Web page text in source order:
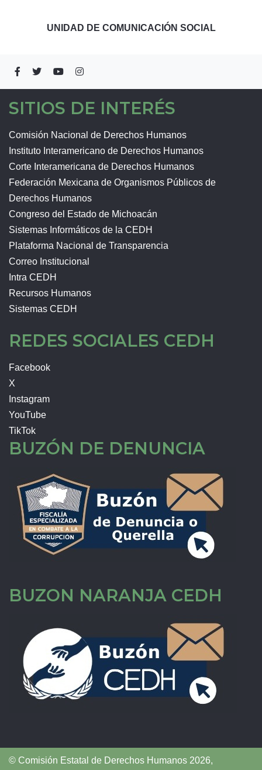
UNIDAD DE COMUNICACIÓN SOCIAL
SITIOS DE INTERÉS
Comisión Nacional de Derechos Humanos
Instituto Interamericano de Derechos Humanos
Corte Interamericana de Derechos Humanos
Federación Mexicana de Organismos Públicos de
Derechos Humanos
Congreso del Estado de Michoacán
Sistemas Informáticos de la CEDH
Plataforma Nacional de Transparencia
Correo Institucional
Intra CEDH
Recursos Humanos
Sistemas CEDH
REDES SOCIALES CEDH
Facebook
X
Instagram
YouTube
TikTok
BUZÓN DE DENUNCIA
BUZON NARANJA CEDH
© Comisión Estatal de Derechos Humanos 2026,